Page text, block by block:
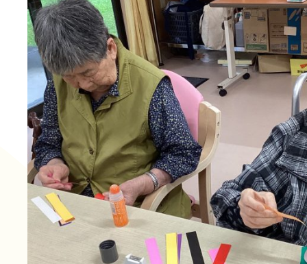
長寿の里 デイサービスセ
グループホーム 長寿
長寿の里在宅介護支援セ
グループホーム便り
通所リハビリテーション
一覧
その他